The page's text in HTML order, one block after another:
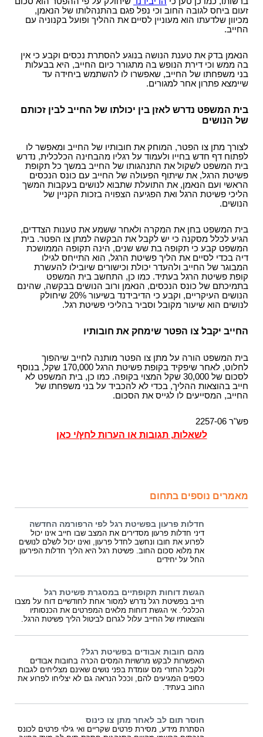
זעום ביחס לגובה החוב וכי נפל פגם בהתנהלותו של הנאמן,
מכיוון שלדעתו הוא מעוניין לסיים את ההליך ופועל בקנוניה עם
החייב.
הנאמן בדק את טענת הנושה בנוגע להסתרת נכסים וקבע כי אין
בה ממש וכי דירת הנופש בה מתגורר כיום החייב, היא בבעלות
בני משפחתו של החייב, שאפשרו לו להשתמש ביחידה עד
שיימצא פתרון אחר למגורים.
בית המשפט נדרש לאזן בין יכולתו של החייב לבין זכותם
של הנושים
לצורך מתן צו הפטר, המוחק את חובותיו של החייב ומאפשר לו
לפתוח דף חדש בחייו ולעמוד על רגליו מהבחינה הכלכלית, נדרש
בית המשפט לשקול את התנהגותו של החייב במשך כל תקופת
פשיטת הרגל, את שיתוף הפעולה של החייב עם כונס הנכסים
הראשי ועם הנאמן, את התועלת שתבוא לנושים בעקבות המשך
הליכי פשיטת הרגל ואת הפגיעה הצפויה בזכות הקניין של
הנושים.
בית המשפט בחן את המקרה ולאחר ששמע את טענות הצדדים,
הגיע לכלל מסקנה כי יש לקבל את הבקשה למתן צו הפטר. בית
המשפט קבע כי תקופה בת שש שנים, הינה תקופה הממושכת
דיה בכדי לסיים את הליך פשיטת הרגל, הוא התייחס לגילו
המבוגר של החייב ולהעדר יכולת וכישורים שיובילו להעשרת
קופת פשיטת הרגל בעתיד. כמו כן, התחשב בית המשפט
בתמיכתם של כונס הנכסים, הנאמן ורוב הנושים בבקשה, שהינם
הנושים העיקריים, וקבע כי הדיבידנד בשיעור 20% שיחולק
לנושים הוא שיעור מקובל וסביר בהליכי פשיטת רגל.
החייב יקבל צו הפטר שימחק את חובותיו
בית המשפט הורה על מתן צו הפטר מותנה לחייב שיהפוך
לחלוט, לאחר שיפקיד בקופת פשיטת הרגל 170,000 שקל, בנוסף
לסכום של 30,000 שקל המצוי בקופה. כמו כן, בית המשפט לא
חייב בהוצאות ההליך, בכדי לא להכביד על בני משפחתו של
החייב, המסייעים לו לגייס את הסכום.
פש"ר 2257-06
לשאלות, תגובות או הערות לחץ/י כאן
מאמרים נוספים בתחום
חדלות פרעון בפשיטת רגל לפי הרפורמה החדשה
דיני חדלות פרעון מסדירים את המצב שבו חייב אינו יכול
לפרוע את חובו ונחשב לחדל פרעון, ואינו יכול לשלם לנושים
את מלוא סכום החוב. פשיטת רגל היא הליך חדלות הפירעון
החל על יחידים
הגשת דוחות תקופתיים במסגרת פשיטת רגל
חייב בפשיטת רגל נדרש למסור אחת לחודשיים דוח על מצבו
הכלכלי. אי הגשת דוחות מלאים המפרטים את הכנסותיו
והוצאותיו של החייב עלול לגרום לביטול הליך פשיטת הרגל.
מהם חובות אבודים בפשיטת רגל?
האפשרות לבקש מרשויות המסים הכרה בחובות אבודים
ולקבל החזרי מס עומדת בפני נושים שאינם מצליחים לגבות
כספים המגיעים להם, וככל הנראה גם לא יצליחו לפרוע את
החוב בעתיד.
חוסר תום לב לאחר מתן צו כינוס
הסתרת מידע, מסירת פרטים שקריים ואי גילוי פרטים לכונס